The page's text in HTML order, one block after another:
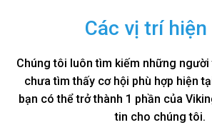
Các vị trí hiện
Chúng tôi luôn tìm kiếm những người
chưa tìm thấy cơ hội phù hợp hiện
bạn có thể trở thành 1 phần của
tin cho chúng tôi.